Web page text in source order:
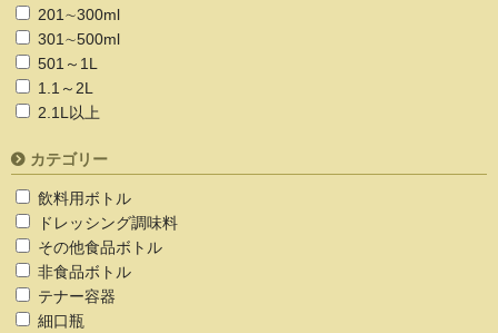
201∼300ml
301∼500ml
501～1L
1.1～2L
2.1L以上
カテゴリー
飲料用ボトル
ドレッシング調味料
その他食品ボトル
非食品ボトル
テナー容器
細口瓶